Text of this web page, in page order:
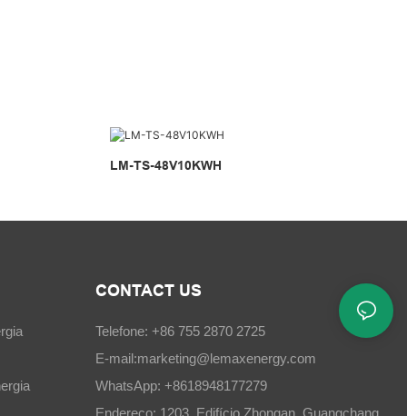
LM-TS-48V10KWH
CONTACT US
Telefone: +86 755 2870 2725
E-mail:marketing@lemaxenergy.com
WhatsApp: +8618948177279